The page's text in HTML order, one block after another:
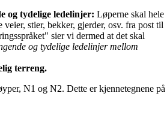
og tydelige ledelinjer: Løperne skal hele
veier, stier, bekker, gjerder, osv. fra post til
sier vi dermed at det skal
og tydelige ledelinjermellom
terreng.
N1 og N2. Dette er kjennetegnene på